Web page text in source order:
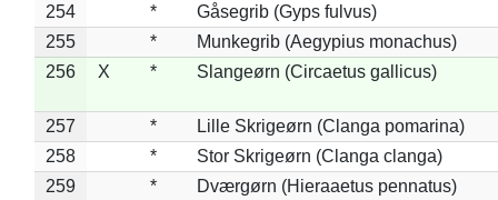
254
*
Gåsegrib (Gyps fulvus)
255
*
Munkegrib (Aegypius monachus)
256
X * Slangeørn (Circaetus gallicus)
257 *
Lille Skrigeørn (Clanga pomarina)
258
*
Stor Skrigeørn (Clanga clanga)
259
* Dværgørn (Hieraaetus pennatus)